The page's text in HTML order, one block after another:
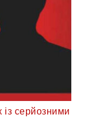
із серйозними